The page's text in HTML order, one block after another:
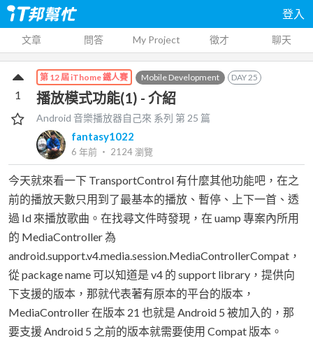
登入
文章 問答 My Project 徵才 聊天
第 12 屆 iThome 鐵人賽 Mobile Development DAY25
播放模式功能(1) - 介紹
Android 音樂播放器自己來 系列 第25 篇
fantasy1022
6 年前 ‧ 2124瀏覽
1
今天就來看一下 TransportControl 有什麼其他功能吧，在之
前的播放天數只用到了最基本的播放、暫停、上下一首、透
過 Id 來播放歌曲。在找尋文件時發現，在 uamp 專案內所用
的 MediaController 為
android.support.v4.media.session.MediaControllerCompat，
從 package name 可以知道是 v4 的 support library，提供向
下支援的版本，那就代表著有原本的平台的版本，
MediaController 在版本 21 也就是 Android 5 被加入的，那
要支援 Android 5 之前的版本就需要使用 Compat 版本。